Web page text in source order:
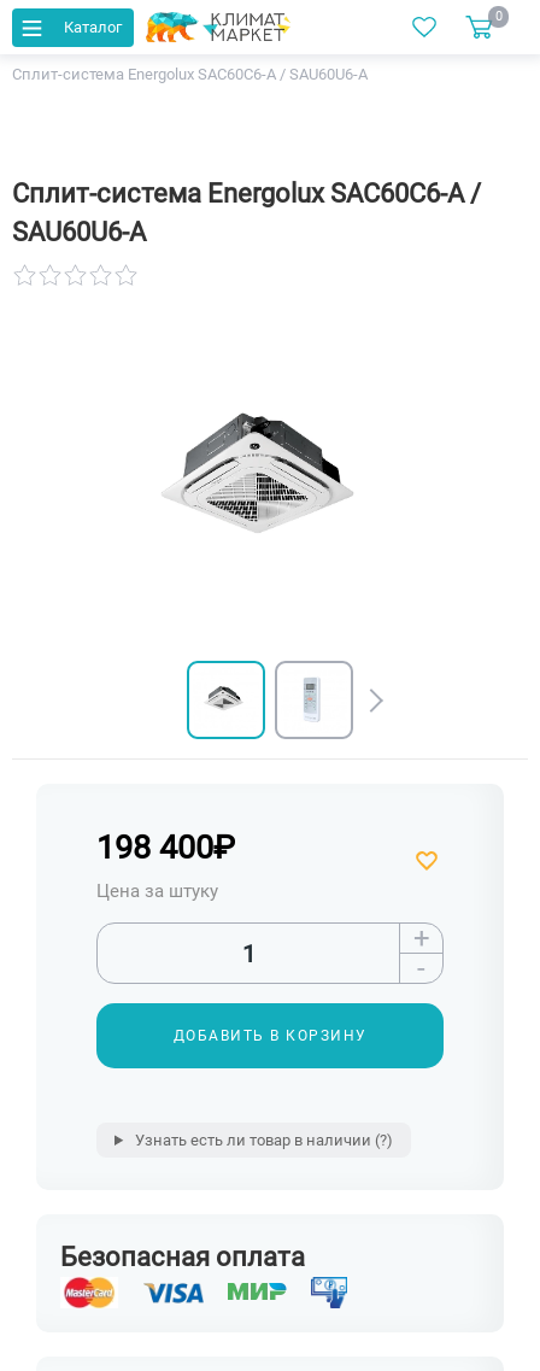
Каталог
0
Главная Каталог Кондиционеры
Сплит-система Energolux SAС60С6-A / SAU60U6-A
Сплит-система Energolux SAС60С6-A /
SAU60U6-A
198 400₽
Цена за штуку
+
-
ДОБАВИТЬ В КОРЗИНУ
Узнать есть ли товар в наличии (?)
Безопасная оплата